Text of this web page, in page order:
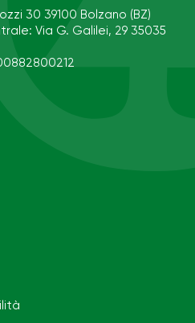
30 39100 Bolzano (BZ)
Via G. Galilei, 29 35035